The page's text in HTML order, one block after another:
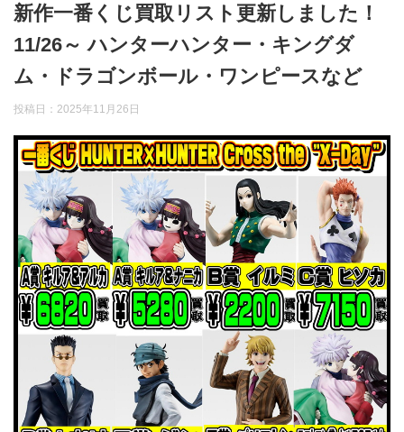
新作一番くじ買取リスト更新しました！
11/26～ ハンターハンター・キングダ
ム・ドラゴンボール・ワンピースなど
投稿日： 2025年11月26日